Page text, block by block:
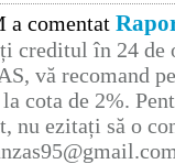
a comentat
creditul în 24 de
vă recomand
cota de 2%.
nu ezitați să o